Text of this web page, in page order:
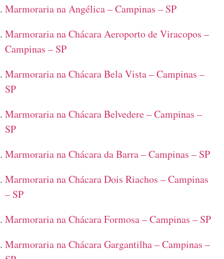
Marmoraria na Angélica – Campinas – SP
Marmoraria na Chácara Aeroporto de Viracopos –
Campinas – SP
Marmoraria na Chácara Bela Vista – Campinas –
SP
Marmoraria na Chácara Belvedere – Campinas –
SP
Marmoraria na Chácara da Barra – Campinas – SP
Marmoraria na Chácara Dois Riachos – Campinas
– SP
Marmoraria na Chácara Formosa – Campinas – SP
Marmoraria na Chácara Gargantilha – Campinas –